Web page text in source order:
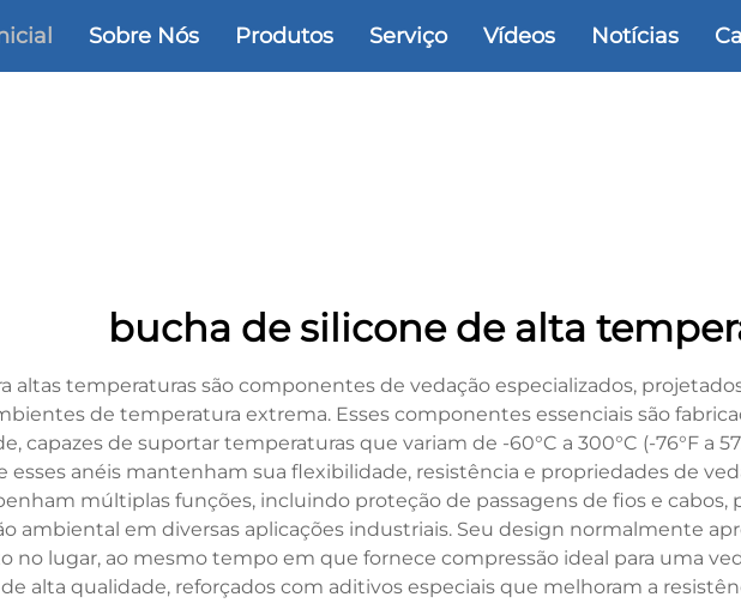
Sobre Nós Produtos Serviço Vídeos Notícias
bucha de silicone de alta
altas temperaturas são componentes de vedação especializados,
de temperatura extrema. Esses componentes essenciais são
capazes de suportar temperaturas que variam de -60°C a 300°C (-76°F a
esses anéis mantenham sua flexibilidade, resistência e propriedades de
múltiplas funções, incluindo proteção de passagens de fios e cabos,
ambiental em diversas aplicações industriais. Seu design normalmente
no lugar, ao mesmo tempo em que fornece compressão ideal para uma
alta qualidade, reforçados com aditivos especiais que melhoram a